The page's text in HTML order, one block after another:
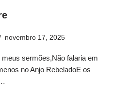
novembro 17, 2025
sermões,Não falaria em
no Anjo RebeladoE os